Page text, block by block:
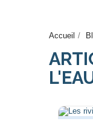
Accueil